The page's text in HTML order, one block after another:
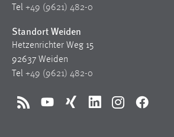
Tel +49 (9621) 482-0
Standort Weiden
Hetzenrichter Weg 15
92637 Weiden
Tel +49 (9621) 482-0
RSS YouTubeXing LinkedInInstagramFacebook